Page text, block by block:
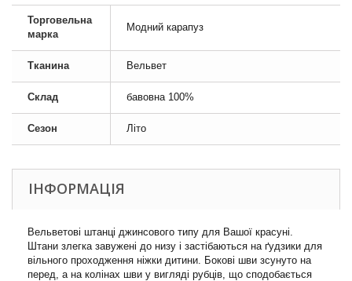
Торговельна
марка
Модний карапуз
Тканина Вельвет
Склад бавовна 100%
Сезон Літо
ІНФОРМАЦІЯ
Вельветові штанці джинсового типу для Вашої красуні.
Штани злегка завужені до низу і застібаються на ґудзики для
вільного проходження ніжки дитини. Бокові шви зсунуто на
перед, а на колінах шви у вигляді рубців, що сподобається